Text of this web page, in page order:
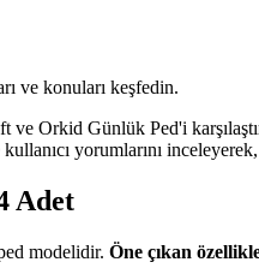
ve konuları keşfedin.
Orkid Günlük Ped'i
yorumlarını
Adet
modelidir. Öne çıkan